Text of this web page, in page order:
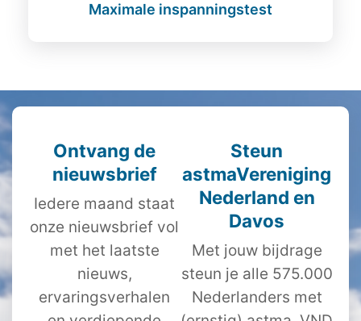
Maximale inspanningstest
Ontvang de
nieuwsbrief
Iedere maand staat
onze nieuwsbrief vol
met het laatste
nieuws,
ervaringsverhalen
Steun
astmaVereniging
Nederland en
Davos
Met jouw bijdrage
steun je alle 575.000
Nederlanders met